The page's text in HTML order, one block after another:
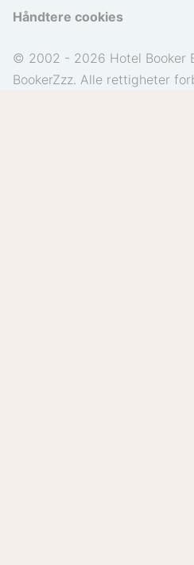
Håndtere cookies
© 2002 - 2026 Hotel Booker
BookerZzz. Alle rettigheter